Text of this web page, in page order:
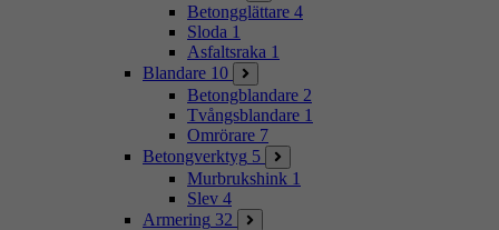
Betongglättare 4
Sloda 1
Asfaltsraka 1
Blandare 10
Betongblandare 2
Tvångsblandare 1
Omrörare 7
Betongverktyg 5
Murbrukshink 1
Slev 4
Armering 32